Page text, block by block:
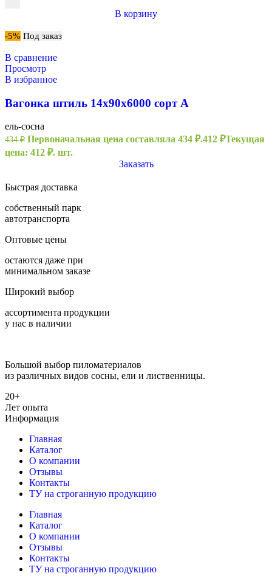
В корзину
-5% Под заказ
В сравнение
Просмотр
В избранное
Вагонка штиль 14х90х6000 сорт А
ель-сосна
434₽ Первоначальная цена составляла 434 ₽.412 ₽Текущая
цена: 412 ₽. шт.
Заказать
Быстрая доставка
собственный парк
автотранспорта
Оптовые цены
остаются даже при
минимальном заказе
Широкий выбор
ассортимента продукции
у нас в наличии
Большой выбор пиломатериалов
из различных видов сосны, ели и лиственницы.
20+
Лет опыта
Информация
Главная
Каталог
О компании
Отзывы
Контакты
ТУ на строганную продукцию
Главная
Каталог
О компании
Отзывы
Контакты
ТУ на строганную продукцию